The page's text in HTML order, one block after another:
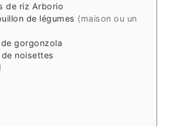
de riz Arborio
de légumes (maison ou un
de gorgonzola
de noisettes